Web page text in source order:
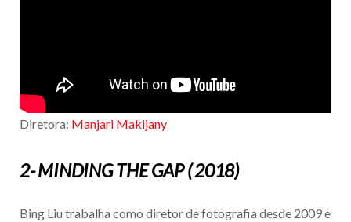
Diretora: Manjari Makijany
2- MINDING THE GAP ( 2018)
Bing Liu trabalha como diretor de fotografia desde 2009 e